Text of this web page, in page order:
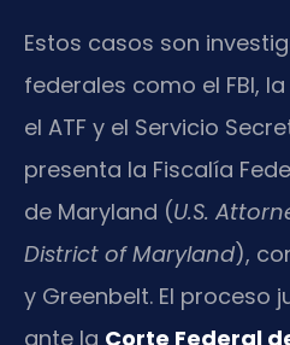
Estos casos son
federales como el FBI, la
el ATF y el Servicio
presenta la Fiscalía
de Maryland (U.S.
District of Maryland),
y Greenbelt. El proceso
ante la Corte Federal